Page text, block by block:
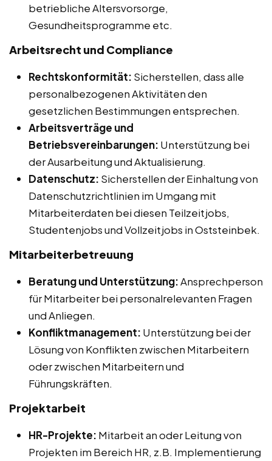
betriebliche Altersvorsorge,
Gesundheitsprogramme etc.
Arbeitsrecht und Compliance
Rechtskonformität: Sicherstellen, dass alle
personalbezogenen Aktivitäten den
gesetzlichen Bestimmungen entsprechen.
Arbeitsverträge und
Betriebsvereinbarungen: Unterstützung bei
der Ausarbeitung und Aktualisierung.
Datenschutz: Sicherstellen der Einhaltung von
Datenschutzrichtlinien im Umgang mit
Mitarbeiterdaten bei diesen Teilzeitjobs,
Studentenjobs und Vollzeitjobs in Oststeinbek.
Mitarbeiterbetreuung
Beratung und Unterstützung:Ansprechperson
für Mitarbeiter bei personalrelevanten Fragen
und Anliegen.
Konfliktmanagement: Unterstützung bei der
Lösung von Konflikten zwischen Mitarbeitern
oder zwischen Mitarbeitern und
Führungskräften.
Projektarbeit
HR-Projekte: Mitarbeit an oder Leitung von
Projekten im Bereich HR, z.B. Implementierung